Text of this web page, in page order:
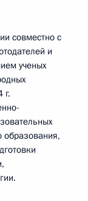
совместно с
и
ученых
г.
образования,